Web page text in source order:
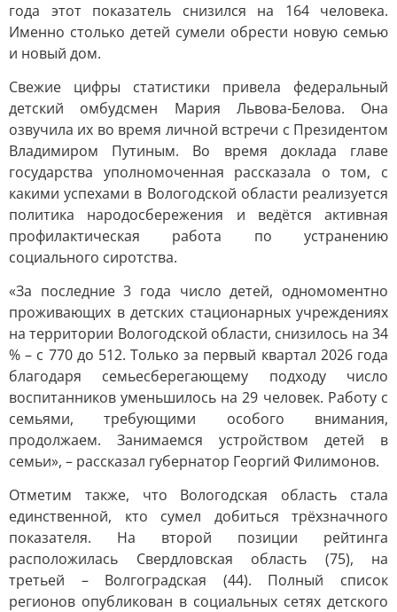
года этот показатель снизился на 164 человека.
Именно столько детей сумели обрести новую семью
и новый дом.
Свежие цифры статистики привела федеральный
детский омбудсмен Мария Львова-Белова. Она
озвучила их во время личной встречи с Президентом
Владимиром Путиным. Во время доклада главе
государства уполномоченная рассказала о том, с
какими успехами в Вологодской области реализуется
политика народосбережения и ведётся активная
профилактическая работа по устранению
социального сиротства.
«За последние 3 года число детей, одномоментно
проживающих в детских стационарных учреждениях
на территории Вологодской области, снизилось на 34
% – с 770 до 512. Только за первый квартал 2026 года
благодаря семьесберегающему подходу число
воспитанников уменьшилось на 29 человек. Работу с
семьями, требующими особого внимания,
продолжаем. Занимаемся устройством детей в
семьи», – рассказал губернатор Георгий Филимонов.
Отметим также, что Вологодская область стала
единственной, кто сумел добиться трёхзначного
показателя. На второй позиции рейтинга
расположилась Свердловская область (75), на
третьей – Волгоградская (44). Полный список
регионов опубликован в социальных сетях детского